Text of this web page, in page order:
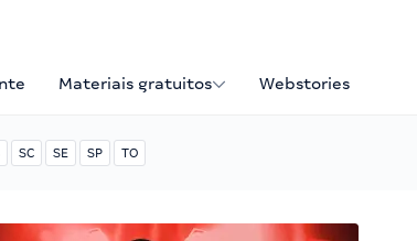
Materiais gratuitos Webstories
SC SE SP TO